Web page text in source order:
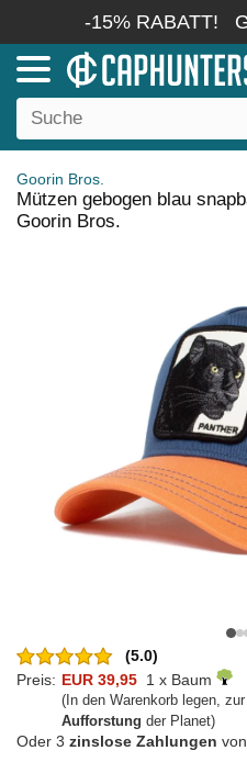
-15% RABATT!
Goorin Bros.
Mützen gebogen blau
Goorin Bros.
(5.0)
Preis: EUR 39,95 1 x Baum
(In den Warenkorb legen,
Aufforstung der Planet)
Oder 3 zinslose Zahlungen von